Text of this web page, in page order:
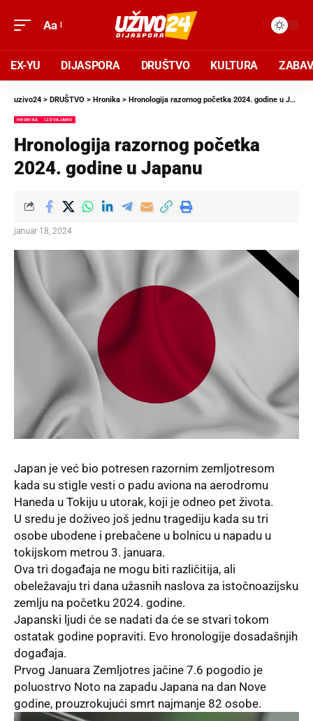
Aa
EX-YU DIJASPORA DRUŠTVO KULTURA
uzivo24 > DRUŠTVO > Hronika > Hronologija razornog početka 2024. godine u Japanu
HRONIKA IZDVAJAMO
Hronologija razornog početka
2024. godine u Japanu
januar 18, 2024
Japan je već bio potresen razornim zemljotresom
kada su stigle vesti o padu aviona na aerodromu
Haneda u Tokiju u utorak, koji je odneo pet života.
U sredu je doživeo još jednu tragediju kada su tri
osobe ubodene i prebačene u bolnicu u napadu u
tokijskom metrou 3. januara.
Ova tri događaja ne mogu biti različitija, ali
obeležavaju tri dana užasnih naslova za istočnoazijsku
zemlju na početku 2024. godine.
Japanski ljudi će se nadati da će se stvari tokom
ostatak godine popraviti. Evo hronologije dosadašnjih
događaja.
Prvog Januara Zemljotres jačine 7.6 pogodio je
poluostrvo Noto na zapadu Japana na dan Nove
godine, prouzrokujući smrt najmanje 82 osobe.